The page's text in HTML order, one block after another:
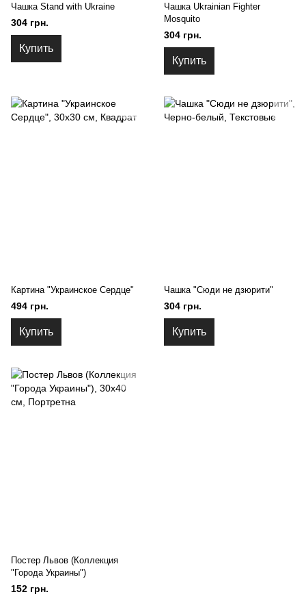
Чашка Stand with Ukraine
304 грн.
Купить
Чашка Ukrainian Fighter
Mosquito
304 грн.
Купить
Картина "Украинское Сердце"
494 грн.
Купить
Чашка "Сюди не дзюрити"
304 грн.
Купить
Постер Львов (Коллекция
"Города Украины")
152 грн.